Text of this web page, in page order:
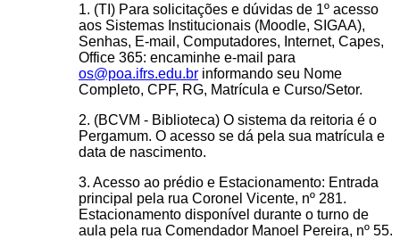
1. (TI) Para solicitações e dúvidas de 1º acesso
aos Sistemas Institucionais (Moodle, SIGAA),
Senhas, E-mail, Computadores, Internet, Capes,
Office 365: encaminhe e-mail para
os@poa.ifrs.edu.br informando seu Nome
Completo, CPF, RG, Matrícula e Curso/Setor.
2. (BCVM - Biblioteca) O sistema da reitoria é o
Pergamum. O acesso se dá pela sua matrícula e
data de nascimento.
3. Acesso ao prédio e Estacionamento: Entrada
principal pela rua Coronel Vicente, nº 281.
Estacionamento disponível durante o turno de
aula pela rua Comendador Manoel Pereira, nº 55.